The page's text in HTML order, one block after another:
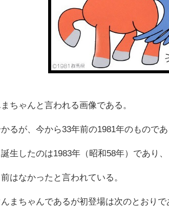
ちゃんと言われる画像である。
るが、今から33年前の1981年のものであ
生したのは1983年（昭和58年）であり
はなかったと言われている。
まちゃんであるが初登場は次のとおりで